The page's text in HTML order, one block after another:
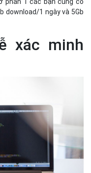
càng lúc càng mất
Đã có những giải pháp kỹ
tiến để giải quyết vấn
bằng những mô hình
áp dụng tiền mã hóa
livestream của mình